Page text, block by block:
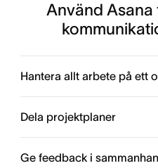
Använd
Hantera allt arbete på ett
Eliminera kommunikations-
undvik dubbelarbete över
Dela projektplaner
Ge feedback i